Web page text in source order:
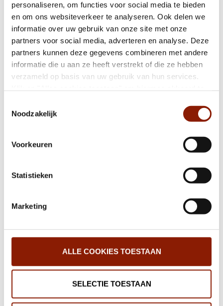
personaliseren, om functies voor social media te bieden
en om ons websiteverkeer te analyseren. Ook delen we
informatie over uw gebruik van onze site met onze
partners voor social media, adverteren en analyse. Deze
partners kunnen deze gegevens combineren met andere
informatie die u aan ze heeft verstrekt of die ze hebben
verzameld op basis van uw gebruik van hun services.
Op onzeprivacypagina
kunt u meer lezen over onze
cookies en via de cookie-instellingen button linksonder op
onze website kan je je toestemming op elk moment
wijzigen.
Noodzakelijk
Voorkeuren
Statistieken
Marketing
ALLE COOKIES TOESTAAN
SELECTIE TOESTAAN
Herhaalvaccinatie tegen corona
Ontdek het begeleidersvak tijdens
Ontdekdezorg Week bij Dichterbij
certificaat Omgaan met moeilijk
Muzikale contactmomenten voor cliënten,
Soos De Leste Cent: “gasten delen lief en